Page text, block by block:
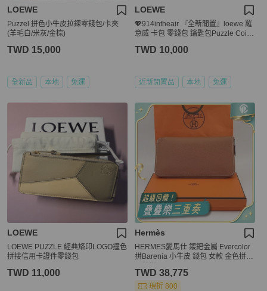
LOEWE
Puzzel 拼色小牛皮拉鍊零錢包/卡夾
(羊毛白/米灰/金棕)
TWD 15,000
全新品 本地 免運
LOEWE
💖914intheair 『全新閒置』loewe 羅
意威 卡包 零錢包 鑰匙包Puzzle Coin
TWD 10,000
近新閒置品 本地 免運
LOEWE
LOEWE PUZZLE 經典烙印LOGO撞色
拼接信用卡證件零錢包
TWD 11,000
Hermès
HERMES愛馬仕 鍍鈀金屬 Evercolor
拼Barenia 小牛皮 錢包 女款 金色拼海
TWD 38,775
現折 800